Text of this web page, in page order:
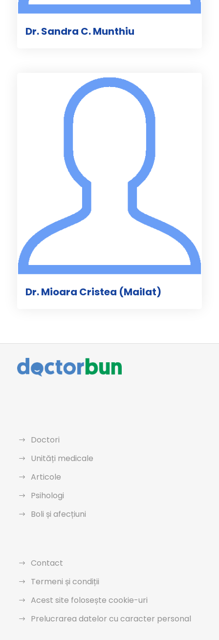
Dr. Sandra C. Munthiu
Dr. Mioara Cristea (Mailat)
Doctori
Unități medicale
Articole
Psihologi
Boli și afecțiuni
Contact
Termeni și condiții
Acest site folosește cookie-uri
Prelucrarea datelor cu caracter personal